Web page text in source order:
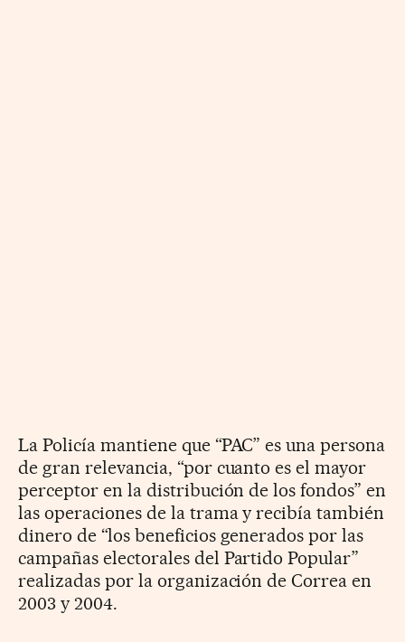
La Policía mantiene que “PAC” es una persona
de gran relevancia, “por cuanto es el mayor
perceptor en la distribución de los fondos” en
las operaciones de la trama y recibía también
dinero de “los beneficios generados por las
campañas electorales del Partido Popular”
realizadas por la organización de Correa en
2003 y 2004.